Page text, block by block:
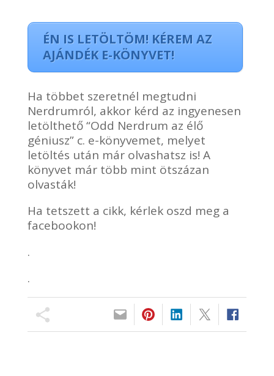
ÉN IS LETÖLTÖM! KÉREM AZ
AJÁNDÉK E-KÖNYVET!
Ha többet szeretnél megtudni
Nerdrumról, akkor kérd az ingyenesen
letölthető “Odd Nerdrum az élő
géniusz” c. e-könyvemet, melyet
letöltés után már olvashatsz is! A
könyvet már több mint ötszázan
olvasták!
Ha tetszett a cikk, kérlek oszd meg a
facebookon!
.
.